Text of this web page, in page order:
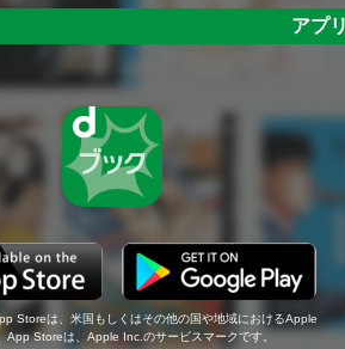
アプ
Storeは、米国もしくはその他の国や地域におけるApple
App Storeは、Apple Inc.のサービスマークです。